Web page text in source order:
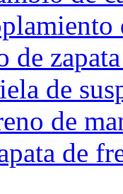
de
de
de
de